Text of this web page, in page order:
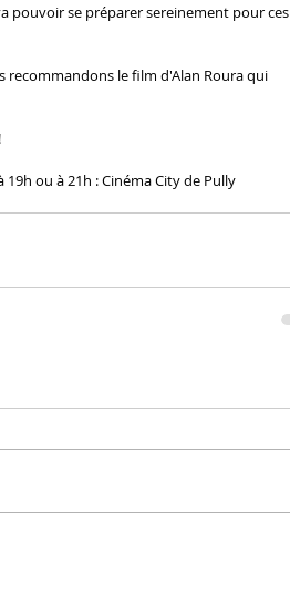
pouvoir se préparer sereinement pour ces
recommandons le film d'Alan Roura qui
ou à 21h : Cinéma City de Pully